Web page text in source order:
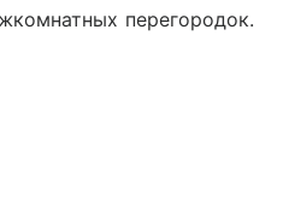
перегородок.